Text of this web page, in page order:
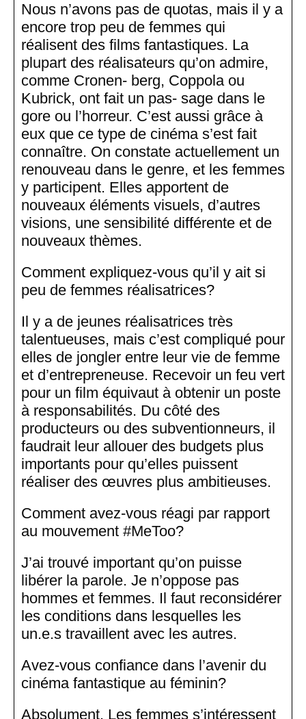
Nous n’avons pas de quotas, mais il y a
encore trop peu de femmes qui
réalisent des films fantastiques. La
plupart des réalisateurs qu’on admire,
comme Cronen- berg, Coppola ou
Kubrick, ont fait un pas- sage dans le
gore ou l’horreur. C’est aussi grâce à
eux que ce type de cinéma s’est fait
connaître. On constate actuellement un
renouveau dans le genre, et les femmes
y participent. Elles apportent de
nouveaux éléments visuels, d’autres
visions, une sensibilité différente et de
nouveaux thèmes.
Comment expliquez-vous qu’il y ait si
peu de femmes réalisatrices?
Il y a de jeunes réalisatrices très
talentueuses, mais c’est compliqué pour
elles de jongler entre leur vie de femme
et d’entrepreneuse. Recevoir un feu vert
pour un film équivaut à obtenir un poste
à responsabilités. Du côté des
producteurs ou des subventionneurs, il
faudrait leur allouer des budgets plus
importants pour qu’elles puissent
réaliser des œuvres plus ambitieuses.
Comment avez-vous réagi par rapport
au mouvement #MeToo?
J’ai trouvé important qu’on puisse
libérer la parole. Je n’oppose pas
hommes et femmes. Il faut reconsidérer
les conditions dans lesquelles les
un.e.s travaillent avec les autres.
Avez-vous confiance dans l’avenir du
cinéma fantastique au féminin?
Absolument. Les femmes s’intéressent